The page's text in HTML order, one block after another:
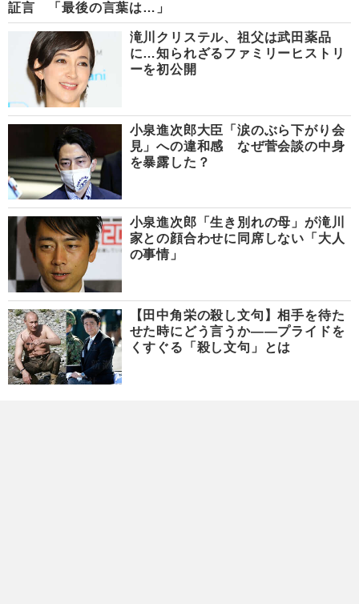
証言 「最後の言葉は…」
滝川クリステル、祖父は武田薬品
に…知られざるファミリーヒストリ
ーを初公開
小泉進次郎大臣「涙のぶら下がり会
見」への違和感 なぜ菅会談の中身
を暴露した？
小泉進次郎「生き別れの母」が滝川
家との顔合わせに同席しない「大人
の事情」
【田中角栄の殺し文句】相手を待た
せた時にどう言うか――プライドを
くすぐる「殺し文句」とは